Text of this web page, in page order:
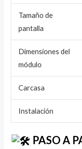
Tamaño de
pantalla
Dimensiones del
módulo
Carcasa
Instalación
PASO A